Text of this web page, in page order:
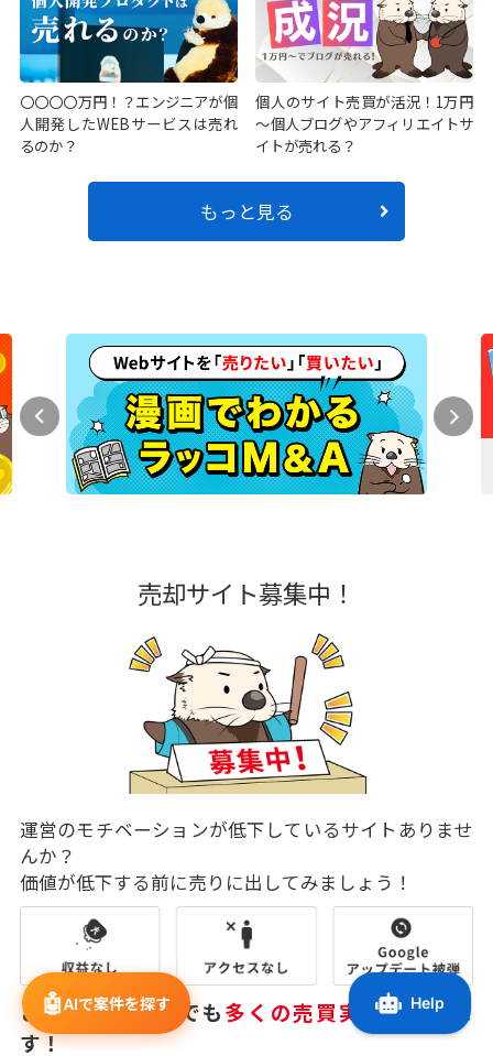
〇〇〇〇万円！？エンジニアが個
人開発したWEBサービスは売れ
るのか？
個人のサイト売買が活況！1万円
～個人ブログやアフィリエイトサ
イトが売れる？
もっと見る
売却サイト募集中！
運営のモチベーションが低下しているサイトありませ
んか？
価値が低下する前に売りに出してみましょう！
これらのサイトでも多くの売買実績がありま
す！
🤖AIで案件を探す